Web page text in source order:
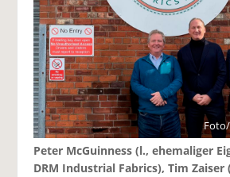
Peter McGuinness (l., ehemaliger
DRM Industrial Fabrics), Tim Zaiser